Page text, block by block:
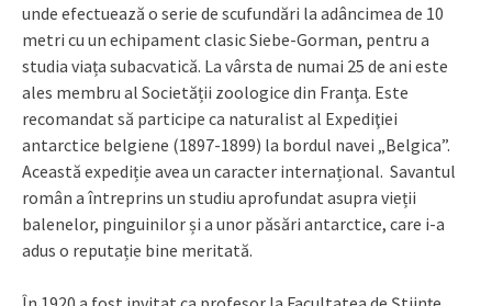
unde efectuează o serie de scufundări la adâncimea de 10
metri cu un echipament clasic Siebe-Gorman, pentru a
studia viața subacvatică. La vârsta de numai 25 de ani este
ales membru al Societății zoologice din Franţa. Este
recomandat să participe ca naturalist al Expediţiei
antarctice belgiene (1897-1899) la bordul navei „Belgica”.
Această expediție avea un caracter internațional. Savantul
român a întreprins un studiu aprofundat asupra vieții
balenelor, pinguinilor și a unor păsări antarctice, care i-a
adus o reputație bine meritată.